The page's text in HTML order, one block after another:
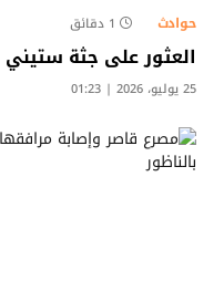
حوادث 1 دقائق
العثور على جثة
25 يوليو، 2026 | 01:23